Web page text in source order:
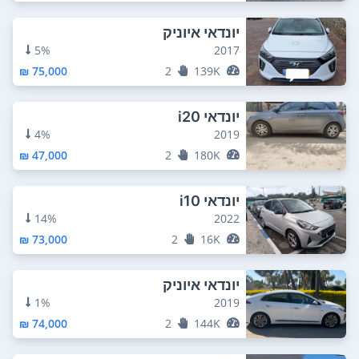
יונדאי איוניק
2017
5%
139K
2
75,000 ₪
יונדאי i20
2019
4%
180K
2
47,000 ₪
יונדאי i10
2022
14%
16K
2
73,000 ₪
יונדאי איוניק
2019
1%
144K
2
74,000 ₪